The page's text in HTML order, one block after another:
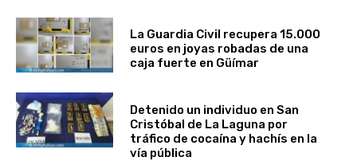
La Guardia Civil recupera 15.000
euros en joyas robadas de una
caja fuerte en Güímar
Detenido un individuo en San
Cristóbal de La Laguna por
tráfico de cocaína y hachís en la
vía pública